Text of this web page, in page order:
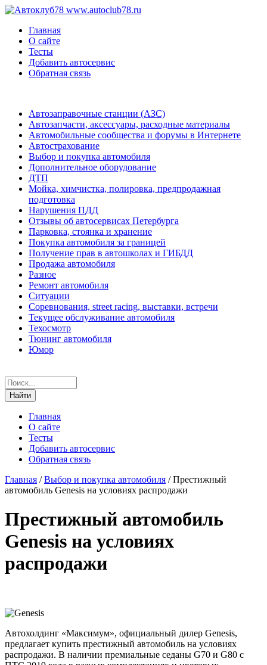
www.autoclub78.ru
Главная
О сайте
Тесты
Добавить автосервис
Обратная связь
Автозаправочные станции (АЗС)
Автозапчасти, аксессуары, расходные материалы
Автомобильные сообщества и форумы в Интернете
Автострахование
Выбор и покупка автомобиля
Дополнительное оборудование
ДТП
Мойка, химчистка, полировка, предпродажная
подготовка
Нарушения ПДД
Отзывы об автосервисах Петербурга
Парковка, стоянка и хранение
Покупка автомобиля за границей
Получение прав в автошколах и ГИБДД
Продажа автомобиля
Разное
Ремонт автомобиля
Ситуации
Соревнования, street racing, выставки, встречи
Текущее обслуживание автомобиля
Техосмотр
Тюнинг автомобиля
Юмор
Главная
О сайте
Тесты
Добавить автосервис
Обратная связь
Главная /Выбор и покупка автомобиля /Престижный
автомобиль Genesis на условиях распродажи
Престижный автомобиль
Genesis на условиях
распродажи
Автохолдинг «Максимум», официальный дилер Genesis,
предлагает купить престижный автомобиль на условиях
распродажи. В наличии премиальные седаны G70 и G80 с